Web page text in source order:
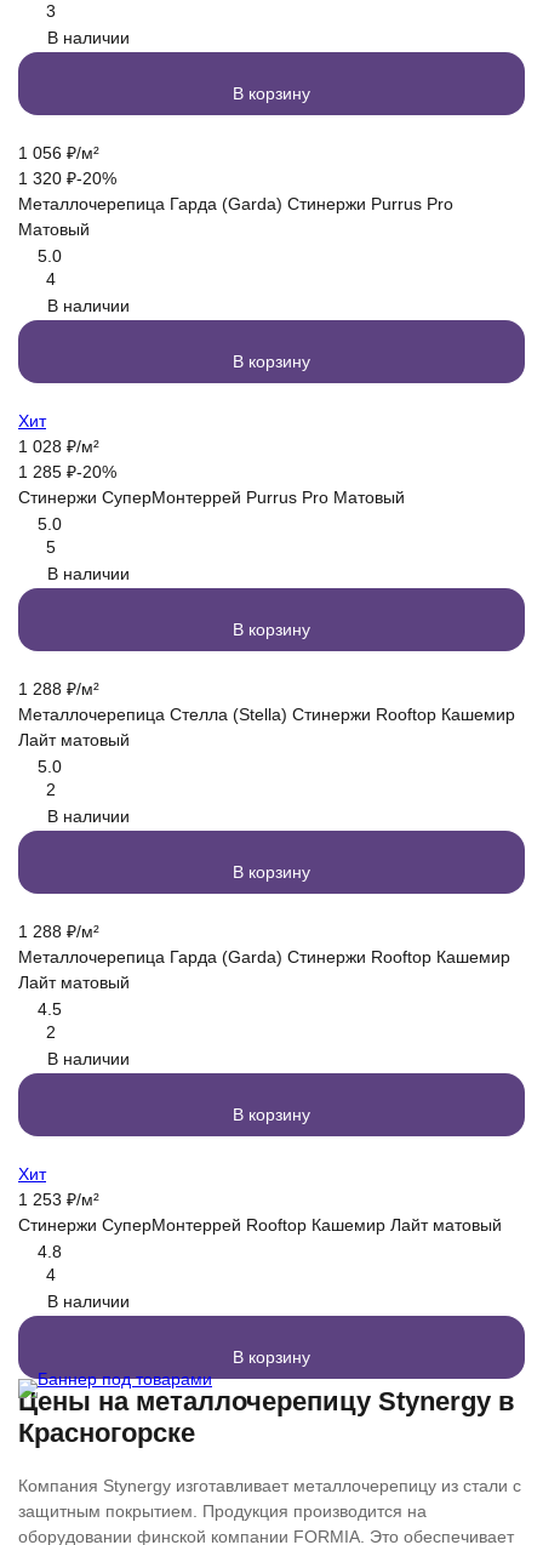
3
В наличии
В корзину
1 056 ₽/м²
1 320 ₽-20%
Металлочерепица Гарда (Garda) Стинержи Purrus Pro
Матовый
5.0
4
В наличии
В корзину
Хит
1 028 ₽/м²
1 285 ₽-20%
Стинержи СуперМонтеррей Purrus Pro Матовый
5.0
5
В наличии
В корзину
1 288 ₽/м²
Металлочерепица Стелла (Stella) Стинержи Rooftop Кашемир
Лайт матовый
5.0
2
В наличии
В корзину
1 288 ₽/м²
Металлочерепица Гарда (Garda) Стинержи Rooftop Кашемир
Лайт матовый
4.5
2
В наличии
В корзину
Хит
1 253 ₽/м²
Стинержи СуперМонтеррей Rooftop Кашемир Лайт матовый
4.8
4
В наличии
В корзину
Цены на металлочерепицу Stynergy в
Красногорске
Компания Stynergy изготавливает металлочерепицу из стали с
защитным покрытием. Продукция производится на
оборудовании финской компании FORMIA. Это обеспечивает